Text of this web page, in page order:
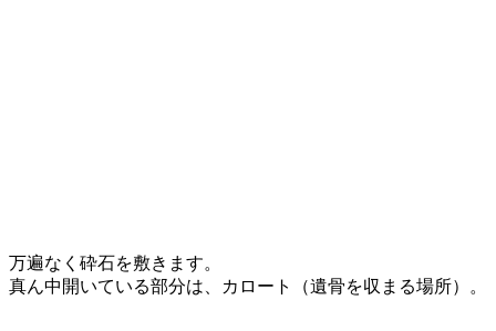
万遍なく砕石を敷きます。
真ん中開いている部分は、カロート（遺骨を収まる場所）。